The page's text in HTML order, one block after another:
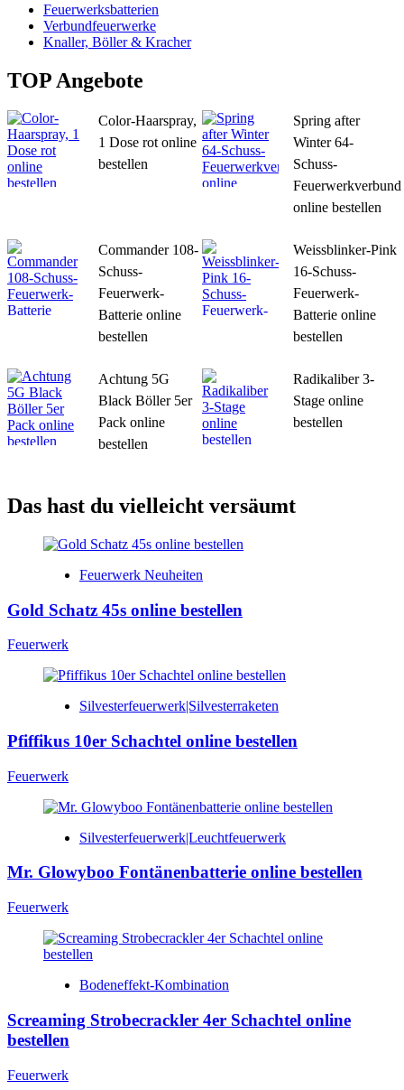
Feuerwerksbatterien
Verbundfeuerwerke
Knaller, Böller & Kracher
TOP Angebote
Color-Haarspray,
1 Dose rot online
bestellen
Spring after
Winter 64-
Schuss-
Feuerwerkverbund
online bestellen
Commander 108-
Schuss-
Feuerwerk-
Batterie online
bestellen
Weissblinker-Pink
16-Schuss-
Feuerwerk-
Batterie online
bestellen
Achtung 5G
Black Böller 5er
Pack online
bestellen
Radikaliber 3-
Stage online
bestellen
Das hast du vielleicht versäumt
Feuerwerk Neuheiten
Gold Schatz 45s online bestellen
Feuerwerk
Silvesterfeuerwerk|Silvesterraketen
Pfiffikus 10er Schachtel online bestellen
Feuerwerk
Silvesterfeuerwerk|Leuchtfeuerwerk
Mr. Glowyboo Fontänenbatterie online bestellen
Feuerwerk
Bodeneffekt-Kombination
Screaming Strobecrackler 4er Schachtel online
bestellen
Feuerwerk